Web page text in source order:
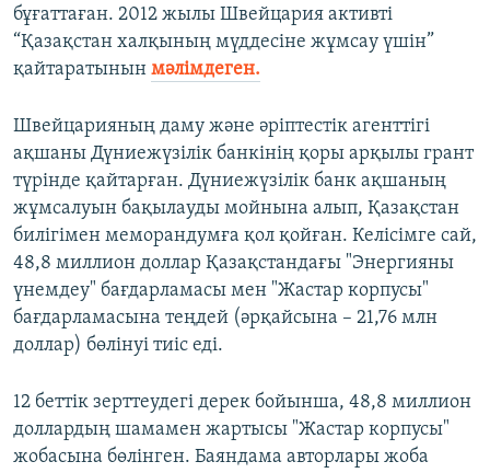
бұғаттаған. 2012 жылы Швейцария активті
“Қазақстан халқының мүддесіне жұмсау үшін”
қайтаратынын мәлімдеген.
Швейцарияның даму және әріптестік агенттігі
ақшаны Дүниежүзілік банкінің қоры арқылы грант
түрінде қайтарған. Дүниежүзілік банк ақшаның
жұмсалуын бақылауды мойнына алып, Қазақстан
билігімен меморандумға қол қойған. Келісімге сай,
48,8 миллион доллар Қазақстандағы "Энергияны
үнемдеу" бағдарламасы мен "Жастар корпусы"
бағдарламасына теңдей (әрқайсына – 21,76 млн
доллар) бөлінуі тиіс еді.
12 беттік зерттеудегі дерек бойынша, 48,8 миллион
доллардың шамамен жартысы "Жастар корпусы"
жобасына бөлінген. Баяндама авторлары жоба